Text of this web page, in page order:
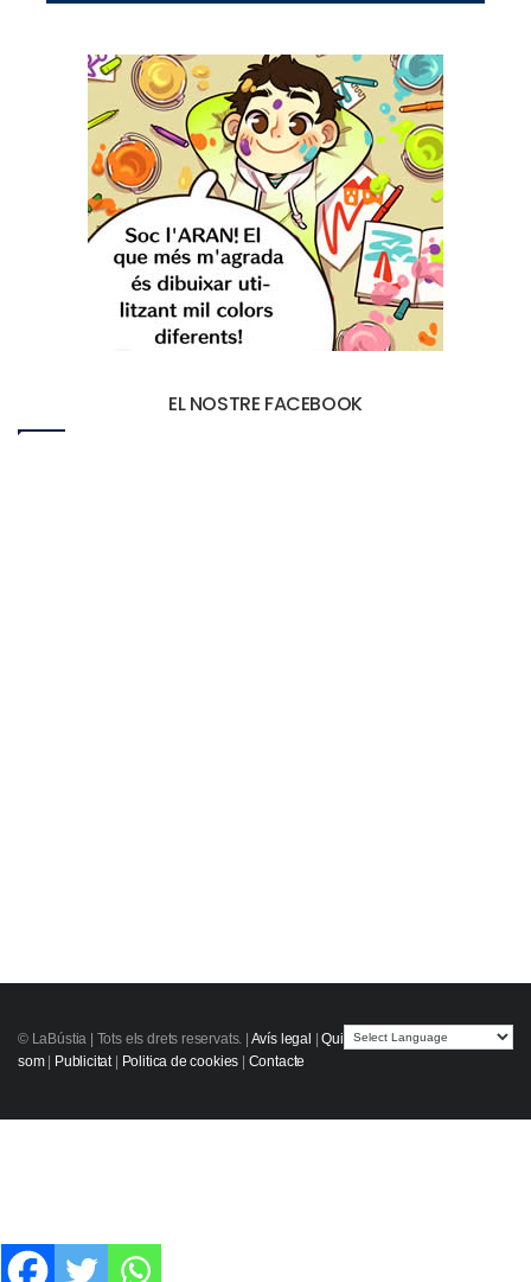
EL NOSTRE FACEBOOK
© LaBústia | Tots els drets reservats. | Avís legal |Qui
som| Publicitat | Politica de cookies | Contacte